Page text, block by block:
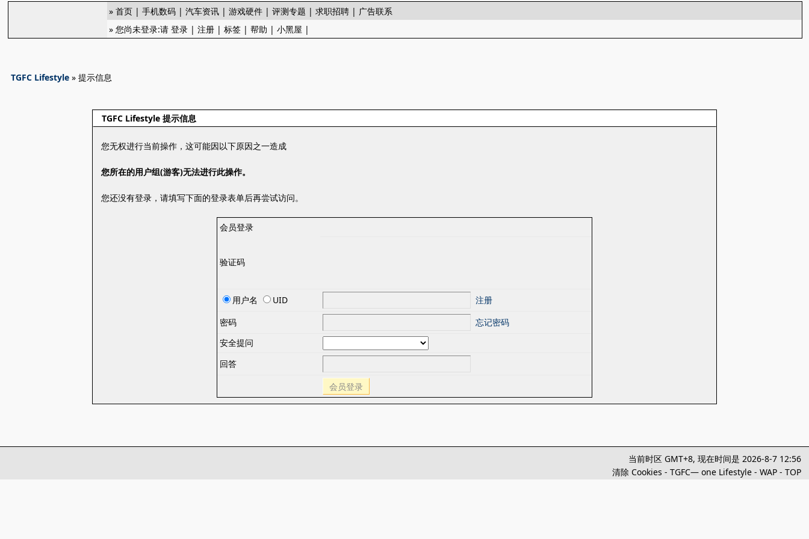
»首页 |手机数码 |汽车资讯 |游戏硬件 |评测专题 |求职招聘 | 广告联系
» 您尚未登录:请登录 |注册 |标签 |帮助 |小黑屋 |
TGFC Lifestyle » 提示信息
TGFC Lifestyle 提示信息
您无权进行当前操作，这可能因以下原因之一造成
您所在的用户组(游客)无法进行此操作。
您还没有登录，请填写下面的登录表单后再尝试访问。
会员登录
验证码
用户名 UID
注册
密码
忘记密码
安全提问
回答
会员登录
当前时区 GMT+8, 现在时间是 2026-8-7 12:56
清除 Cookies - TGFC— one Lifestyle- WAP- TOP